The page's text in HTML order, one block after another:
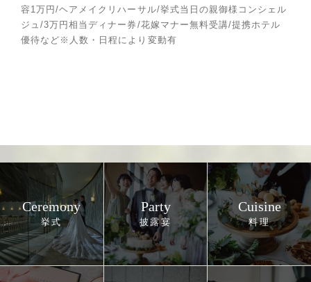
容1万円/ヘアメイクリハーサル/挙式当日の親御様コンシェル
ジュ/3万円相当ディナー券/花嫁マナー無料受講/提携ホテル
優待など※人数・日程により変動有
Ceremony Party Cuisine